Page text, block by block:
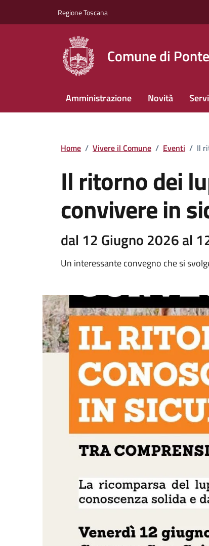
Regione Toscana
Comune di
Amministrazione Novità
Home / Vivere il Comune / Eventi / Il
Il ritorno dei
convivere in
dal 12 Giugno 2026 al
Un interessante convegno che si